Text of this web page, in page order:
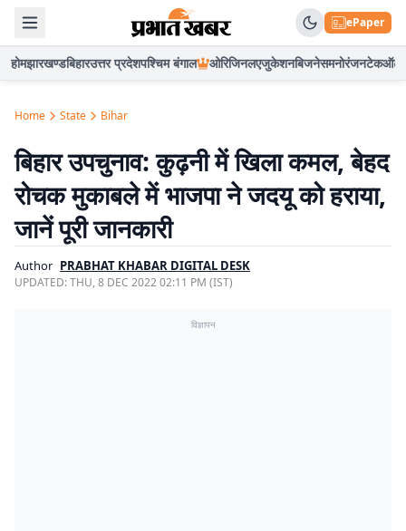
ePaper
होमझारखण्डबिहारउत्तर प्रदेशपश्चिम बंगाल ओरिजिनलएजुकेशनबिजनेसमनोरंजनटेकऑटो
Home State Bihar
बिहार उपचुनाव: कुढ़नी में खिला कमल, बेहद
रोचक मुकाबले में भाजपा ने जदयू को हराया,
जानें पूरी जानकारी
Author PRABHAT KHABAR DIGITAL DESK
UPDATED:THU, 8 DEC 2022 02:11 PM (IST)
विज्ञापन